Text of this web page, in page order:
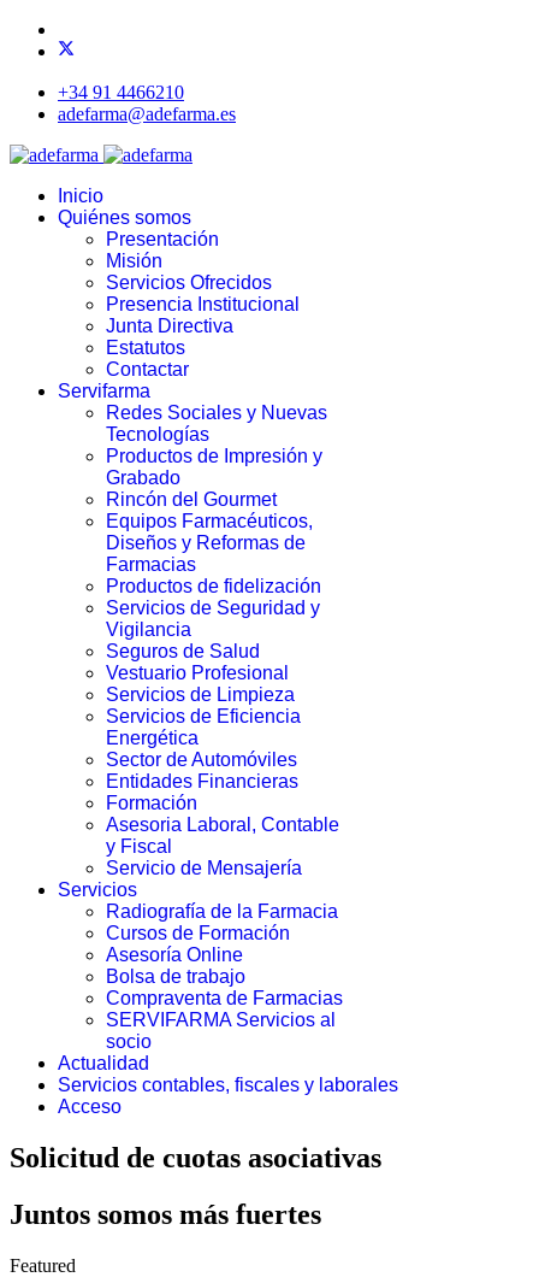
+34 91 4466210
adefarma@adefarma.es
Inicio
Quiénes somos
Presentación
Misión
Servicios Ofrecidos
Presencia Institucional
Junta Directiva
Estatutos
Contactar
Servifarma
Redes Sociales y Nuevas
Tecnologías
Productos de Impresión y
Grabado
Rincón del Gourmet
Equipos Farmacéuticos,
Diseños y Reformas de
Farmacias
Productos de fidelización
Servicios de Seguridad y
Vigilancia
Seguros de Salud
Vestuario Profesional
Servicios de Limpieza
Servicios de Eficiencia
Energética
Sector de Automóviles
Entidades Financieras
Formación
Asesoria Laboral, Contable
y Fiscal
Servicio de Mensajería
Servicios
Radiografía de la Farmacia
Cursos de Formación
Asesoría Online
Bolsa de trabajo
Compraventa de Farmacias
SERVIFARMA Servicios al
socio
Actualidad
Servicios contables, fiscales y laborales
Acceso
Solicitud de cuotas asociativas
Juntos somos más fuertes
Featured